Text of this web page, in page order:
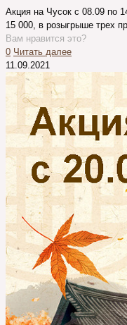
Акция на Чусок с 08.09 по
15 000, в розыгрыше трех
Вам нравится это?
0 Читать далее
11.09.2021